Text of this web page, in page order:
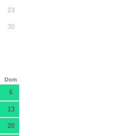
23
30
Dom
6
13
20